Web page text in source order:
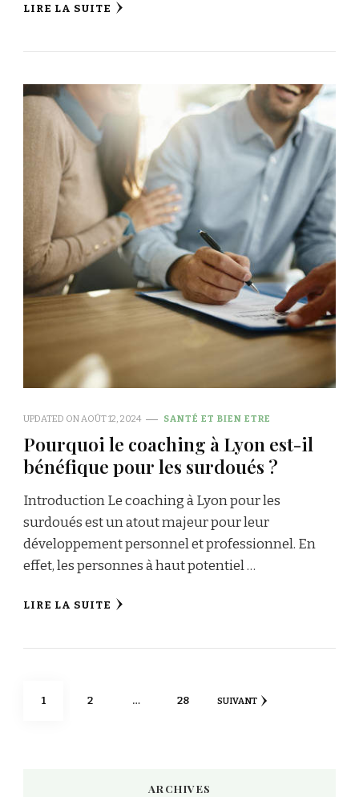
LIRE LA SUITE
UPDATED ONAOÛT 12, 2024 SANTÉ ET BIEN ETRE
Pourquoi le coaching à Lyon est-il
bénéfique pour les surdoués ?
Introduction Le coaching à Lyon pour les
surdoués est un atout majeur pour leur
développement personnel et professionnel. En
effet, les personnes à haut potentiel …
LIRE LA SUITE
Pagination
PAGE
1 PAGE
2 … PAGE
28 SUIVANT
ARCHIVES